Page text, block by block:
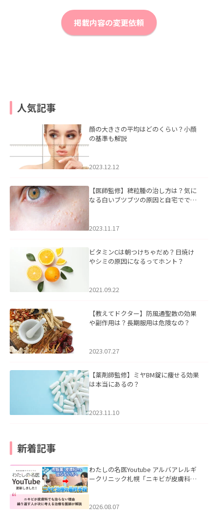
掲載内容の変更依頼
人気記事
顔の大きさの平均はどのくらい？小顔
の基準も解説
2023.12.12
【医師監修】稗粒腫の治し方は？気に
なる白いブツブツの原因と自宅ででき
2023.11.17
ビタミンCは朝つけちゃだめ？日焼け
やシミの原因になるってホント？
2021.09.22
【教えてドクター】防風通聖散の効果
や副作用は？長期服用は危険なの？
2023.07.27
【薬剤師監修】ミヤBM錠に痩せる効果
は本当にあるの？
2023.11.10
新着記事
わたしの名医Youtube アルバアレルギ
ークリニック札幌「ニキビが皮膚科で
ました。
2026.08.07